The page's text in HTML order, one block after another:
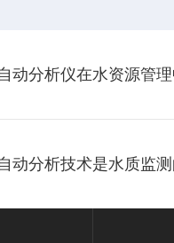
动分析仪在水资源管
动分析技术是水质监